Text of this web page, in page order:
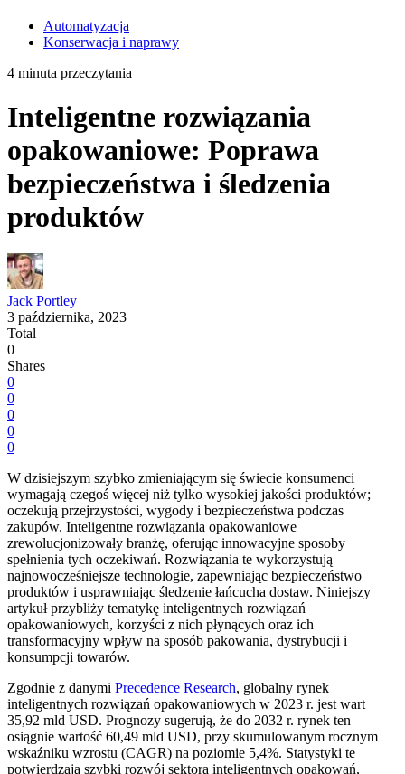
Automatyzacja
Konserwacja i naprawy
4 minuta przeczytania
Inteligentne rozwiązania
opakowaniowe: Poprawa
bezpieczeństwa i śledzenia
produktów
Jack Portley
3 października, 2023
Total
0
Shares
0
0
0
0
0
W dzisiejszym szybko zmieniającym się świecie konsumenci
wymagają czegoś więcej niż tylko wysokiej jakości produktów;
oczekują przejrzystości, wygody i bezpieczeństwa podczas
zakupów. Inteligentne rozwiązania opakowaniowe
zrewolucjonizowały branżę, oferując innowacyjne sposoby
spełnienia tych oczekiwań. Rozwiązania te wykorzystują
najnowocześniejsze technologie, zapewniając bezpieczeństwo
produktów i usprawniając śledzenie łańcucha dostaw. Niniejszy
artykuł przybliży tematykę inteligentnych rozwiązań
opakowaniowych, korzyści z nich płynących oraz ich
transformacyjny wpływ na sposób pakowania, dystrybucji i
konsumpcji towarów.
Zgodnie z danymi Precedence Research, globalny rynek
inteligentnych rozwiązań opakowaniowych w 2023 r. jest wart
35,92 mld USD. Prognozy sugerują, że do 2032 r. rynek ten
osiągnie wartość 60,49 mld USD, przy skumulowanym rocznym
wskaźniku wzrostu (CAGR) na poziomie 5,4%. Statystyki te
potwierdzają szybki rozwój sektora inteligentnych opakowań,